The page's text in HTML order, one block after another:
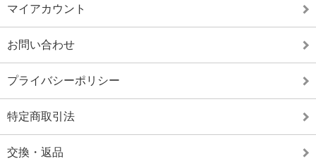
マイアカウント
お問い合わせ
プライバシーポリシー
特定商取引法
交換・返品